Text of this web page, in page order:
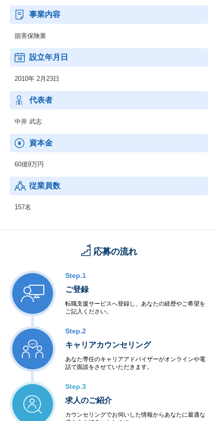
事業内容
損害保険業
設立年月日
2010年 2月23日
代表者
中井 武志
資本金
60億9万円
従業員数
157名
応募の流れ
Step.1
ご登録
転職支援サービスへ登録し、あなたの経歴やご希望を
ご記入ください。
Step.2
キャリアカウンセリング
あなた専任のキャリアアドバイザーがオンラインや電
話で面談をさせていただきます。
Step.3
求人のご紹介
カウンセリングでお伺いした情報からあなたに最適な